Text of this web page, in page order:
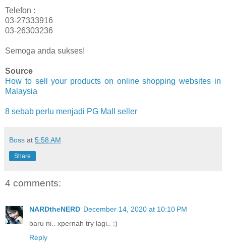
Telefon :
03-27333916
03-26303236
Semoga anda sukses!
Source
How to sell your products on online shopping websites in
Malaysia
8 sebab perlu menjadi PG Mall seller
Boss at 5:58 AM
Share
4 comments:
NARDtheNERD December 14, 2020 at 10:10 PM
baru ni.. xpernah try lagi.. :)
Reply